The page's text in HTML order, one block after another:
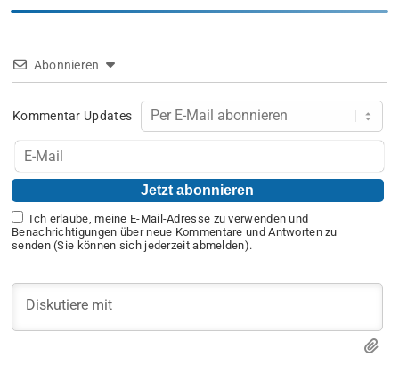
Abonnieren
Kommentar Updates
Ich erlaube, meine E-Mail-Adresse zu verwenden und
Benachrichtigungen über neue Kommentare und Antworten zu
senden (Sie können sich jederzeit abmelden).